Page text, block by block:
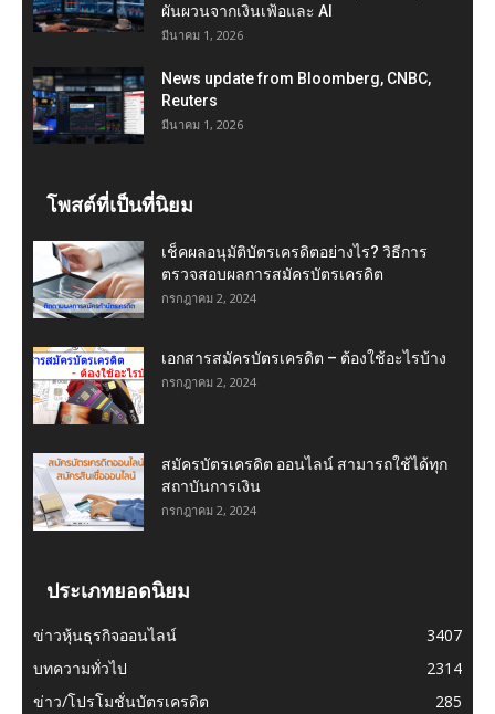
ผันผวนจากเงินเฟ้อและ AI
มีนาคม 1, 2026
News update from Bloomberg, CNBC,
Reuters
มีนาคม 1, 2026
โพสต์ที่เป็นที่นิยม
เช็คผลอนุมัติบัตรเครดิตอย่างไร? วิธีการ
ตรวจสอบผลการสมัครบัตรเครดิต
กรกฎาคม 2, 2024
เอกสารสมัครบัตรเครดิต – ต้องใช้อะไรบ้าง
กรกฎาคม 2, 2024
สมัครบัตรเครดิต ออนไลน์ สามารถใช้ได้ทุก
สถาบันการเงิน
กรกฎาคม 2, 2024
ประเภทยอดนิยม
ข่าวหุ้นธุรกิจออนไลน์
3407
บทความทั่วไป
2314
ข่าว/โปรโมชั่นบัตรเครดิต
285